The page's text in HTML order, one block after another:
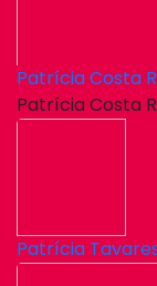
Patrícia Costa
Patrícia Costa
Patrícia